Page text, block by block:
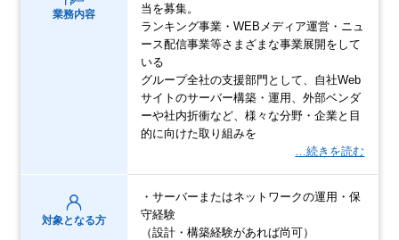
業務内容
当を募集。
ランキング事業・WEBメディア運営・ニュ
ース配信事業等さまざまな事業展開をして
いる
グループ全社の支援部門として、自社Web
サイトのサーバー構築・運用、外部ベンダ
ーや社内折衝など、様々な分野・企業と目
的に向けた取り組みを
…続きを読む
対象となる方
・サーバーまたはネットワークの運用・保
守経験
（設計・構築経験があれば尚可）